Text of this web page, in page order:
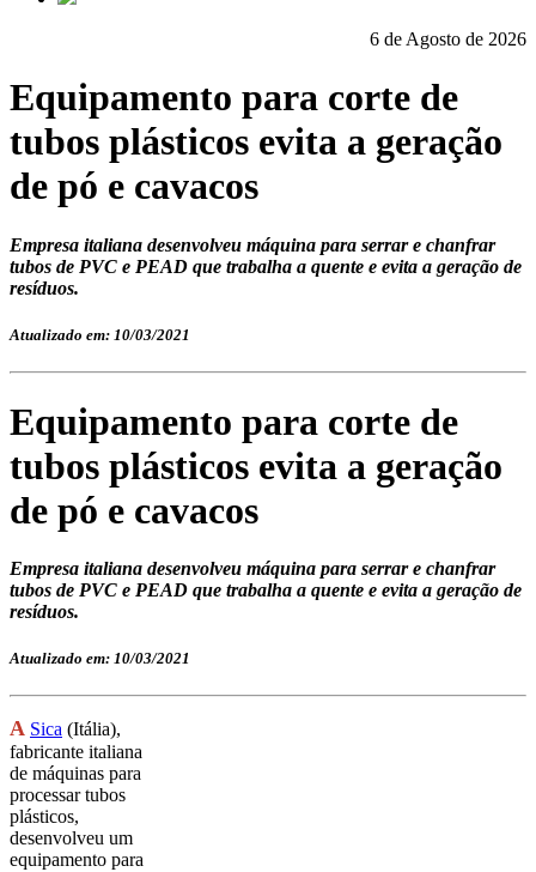
6 de Agosto de 2026
Equipamento para corte de
tubos plásticos evita a geração
de pó e cavacos
Empresa italiana desenvolveu máquina para serrar e chanfrar
tubos de PVC e PEAD que trabalha a quente e evita a geração de
resíduos.
Atualizado em: 10/03/2021
Equipamento para corte de
tubos plásticos evita a geração
de pó e cavacos
Empresa italiana desenvolveu máquina para serrar e chanfrar
tubos de PVC e PEAD que trabalha a quente e evita a geração de
resíduos.
Atualizado em: 10/03/2021
A Sica (Itália),
fabricante italiana
de máquinas para
processar tubos
plásticos,
desenvolveu um
equipamento para